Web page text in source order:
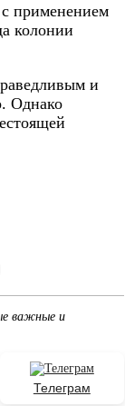
применением
колонии
и
Однако
важные и
Телеграм